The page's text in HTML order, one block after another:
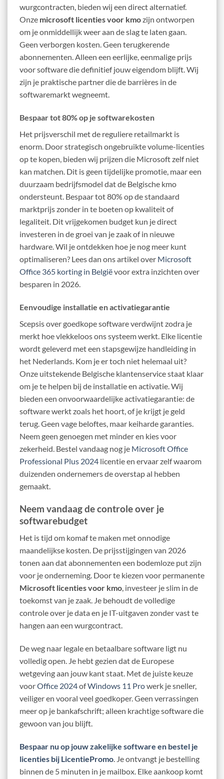
wurgcontracten, bieden wij een direct alternatief.
Onze microsoft licenties voor kmozijn ontworpen
om je onmiddellijk weer aan de slag te laten gaan.
Geen verborgen kosten. Geen terugkerende
abonnementen. Alleen een eerlijke, eenmalige prijs
voor software die definitief jouw eigendom blijft. Wij
zijn je praktische partner die de barrières in de
softwaremarkt wegneemt.
Bespaar tot 80% op je softwarekosten
Het prijsverschil met de reguliere retailmarkt is
enorm. Door strategisch ongebruikte volume-licenties
op te kopen, bieden wij prijzen die Microsoft zelf niet
kan matchen. Dit is geen tijdelijke promotie, maar een
duurzaam bedrijfsmodel dat de Belgische kmo
ondersteunt. Bespaar tot 80% op de standaard
marktprijs zonder in te boeten op kwaliteit of
legaliteit. Dit vrijgekomen budget kun je direct
investeren in de groei van je zaak of in nieuwe
hardware. Wil je ontdekken hoe je nog meer kunt
optimaliseren? Lees dan ons artikel over Microsoft
Office 365 korting in Belgiëvoor extra inzichten over
besparen in 2026.
Eenvoudige installatie en activatiegarantie
Scepsis over goedkope software verdwijnt zodra je
merkt hoe vlekkeloos ons systeem werkt. Elke licentie
wordt geleverd met een stapsgewijze handleiding in
het Nederlands. Kom je er toch niet helemaal uit?
Onze uitstekende Belgische klantenservice staat klaar
om je te helpen bij de installatie en activatie. Wij
bieden een onvoorwaardelijke activatiegarantie: de
software werkt zoals het hoort, of je krijgt je geld
terug. Geen vage beloftes, maar keiharde garanties.
Neem geen genoegen met minder en kies voor
zekerheid. Bestel vandaag nog je Microsoft Office
Professional Plus 2024 licentie en ervaar zelf waarom
duizenden ondernemers de overstap al hebben
gemaakt.
Neem vandaag de controle over je
softwarebudget
Het is tijd om komaf te maken met onnodige
maandelijkse kosten. De prijsstijgingen van 2026
tonen aan dat abonnementen een bodemloze put zijn
voor je onderneming. Door te kiezen voor permanente
Microsoft licenties voor kmo, investeer je slim in de
toekomst van je zaak. Je behoudt de volledige
controle over je data en je IT-uitgaven zonder vast te
hangen aan een wurgcontract.
De weg naar legale en betaalbare software ligt nu
volledig open. Je hebt gezien dat de Europese
wetgeving aan jouw kant staat. Met de juiste keuze
voorOffice 2024ofWindows 11 Prowerk je sneller,
veiliger en vooral veel goedkoper. Geen verrassingen
meer op je bankafschrift; alleen krachtige software die
gewoon van jou blijft.
Bespaar nu op jouw zakelijke software en bestel je
licenties bij LicentiePromo. Je ontvangt je bestelling
binnen de 5 minuten in je mailbox. Elke aankoop komt